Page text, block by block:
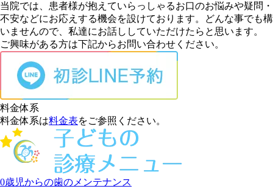
当院では、患者様が抱えていらっしゃるお口のお悩みや疑問・
不安などにお応えする機会を設けております。どんな事でも構
いませんので、私達にお話ししていただけたらと思います。
ご興味がある方は下記からお問い合わせください。
料金体系
料金体系は料金表をご参照ください。
0歳児からの歯のメンテナンス